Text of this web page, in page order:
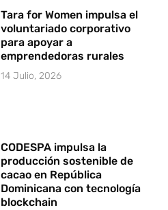
Tara for Women impulsa el
voluntariado corporativo
para apoyar a
emprendedoras rurales
14 Julio, 2026
CODESPA impulsa la
producción sostenible de
cacao en República
Dominicana con tecnología
blockchain